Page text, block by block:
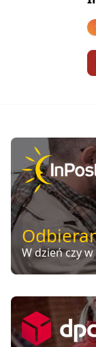
W dzień czy